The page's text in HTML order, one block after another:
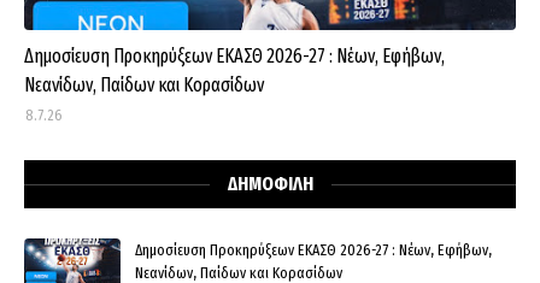
Δημοσίευση Προκηρύξεων ΕΚΑΣΘ 2026-27 : Νέων, Εφήβων,
Νεανίδων, Παίδων και Κορασίδων
8.7.26
ΔΗΜΟΦΙΛΗ
Δημοσίευση Προκηρύξεων ΕΚΑΣΘ 2026-27 : Νέων, Εφήβων,
Νεανίδων, Παίδων και Κορασίδων